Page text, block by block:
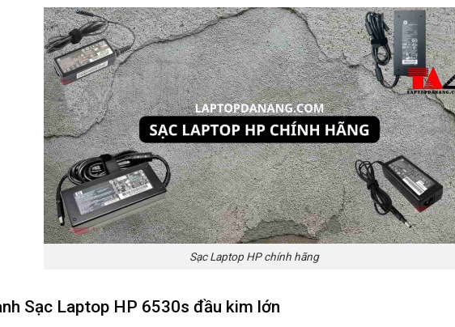
Sạc Laptop HP chính hãng
Sạc Laptop HP 6530s đầu kim lớn